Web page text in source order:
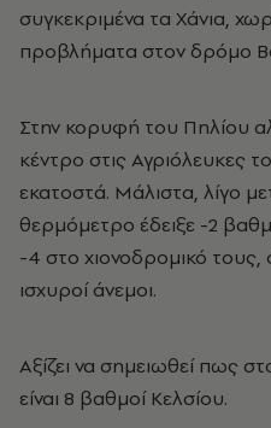
συγκεκριμένα τα Χάνια,
προβλήματα στον δρόμο
Στην κορυφή του Πηλίου
κέντρο στις Αγριόλευκες
εκατοστά. Μάλιστα, λίγο
θερμόμετρο έδειξε -2
-4 στο χιονοδρομικό τους,
ισχυροί άνεμοι.
Αξίζει να σημειωθεί πως
είναι 8 βαθμοί Κελσίου.